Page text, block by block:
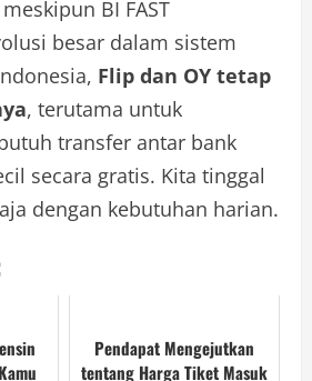
BI FAST
besar dalam sistem
Flip dan OY tetap
, terutama untuk
transfer antar bank
secara gratis. Kita tinggal
dengan kebutuhan harian.
Pendapat Mengejutkan
tentang Harga Tiket Masuk